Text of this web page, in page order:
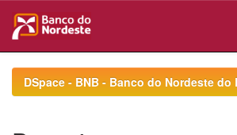
navigationDSpace - BNB - Banco do Nordeste do